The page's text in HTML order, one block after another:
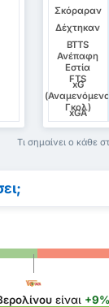
Σκόραραν
Δέχτηκαν
BTTS
Ανέπαφη
Εστία
FTS
xG
(Αναμενόμενα
Γκολ)
xGA
Τι σημαίνει ο κάθε
είναι +9%